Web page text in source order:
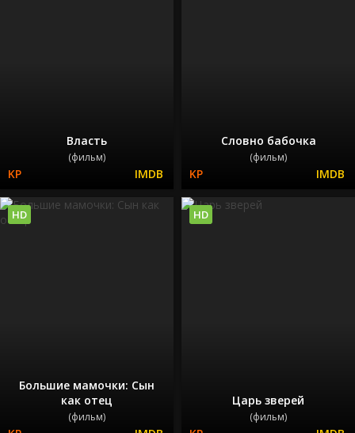
Власть
(фильм)
Словно бабочка
(фильм)
Большие мамочки: Сын
как отец
(фильм)
HD
Царь зверей
(фильм)
HD